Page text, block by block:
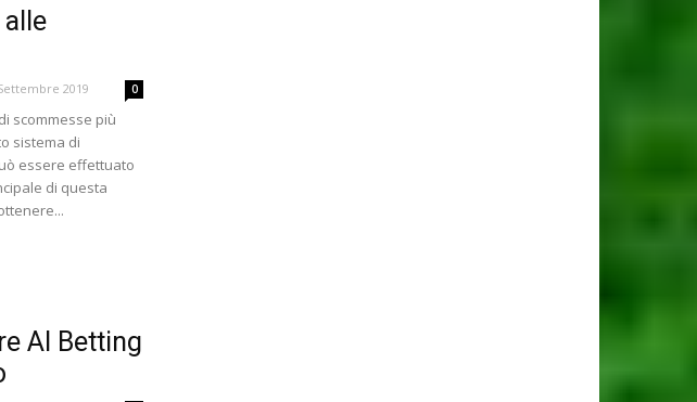
alle
2019 0
scommesse più
sistema di
essere effettuato
di questa
Al Betting